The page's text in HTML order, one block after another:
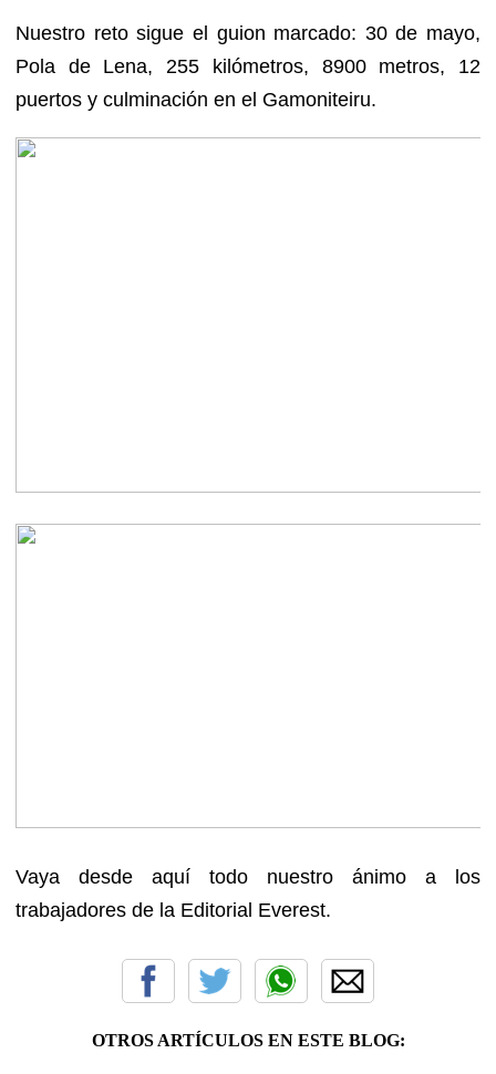
Nuestro reto sigue el guion marcado: 30 de mayo,
Pola de Lena, 255 kilómetros, 8900 metros, 12
puertos y culminación en el Gamoniteiru.
Vaya desde aquí todo nuestro ánimo a los
trabajadores de la Editorial Everest.
OTROS ARTÍCULOS EN ESTE BLOG: